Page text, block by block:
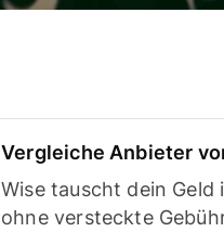
Vergleiche Anbieter
Wise tauscht dein Geld
ohne versteckte